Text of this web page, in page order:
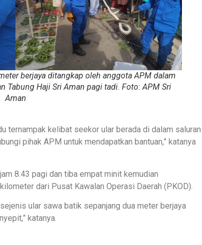
berjaya ditangkap oleh anggota APM dalam
Tabung Haji Sri Aman pagi tadi. Foto: APM Sri
Aman
ternampak kelibat seekor ular berada di dalam saluran
pihak APM untuk mendapatkan bantuan,” katanya
8.43 pagi dan tiba empat minit kemudian
dari Pusat Kawalan Operasi Daerah (PKOD).
ular sawa batik sepanjang dua meter berjaya
katanya.